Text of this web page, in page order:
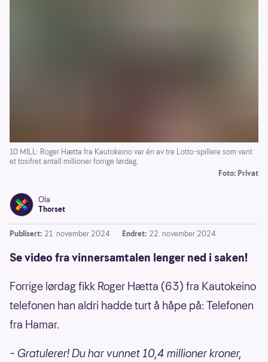
10 MILL: Roger Hætta fra Kautokeino var én av tre Lotto-spillere som vant
et tosifret antall millioner forrige lørdag.
Foto: Privat
Ola
Thorset
Publisert: 21. november 2024 Endret: 22. november 2024
Se video fra vinnersamtalen lenger ned i saken!
Forrige lørdag fikk Roger Hætta (63) fra Kautokeino
telefonen han aldri hadde turt å håpe på: Telefonen
fra Hamar.
– Gratulerer! Du har vunnet 10,4 millioner kroner,